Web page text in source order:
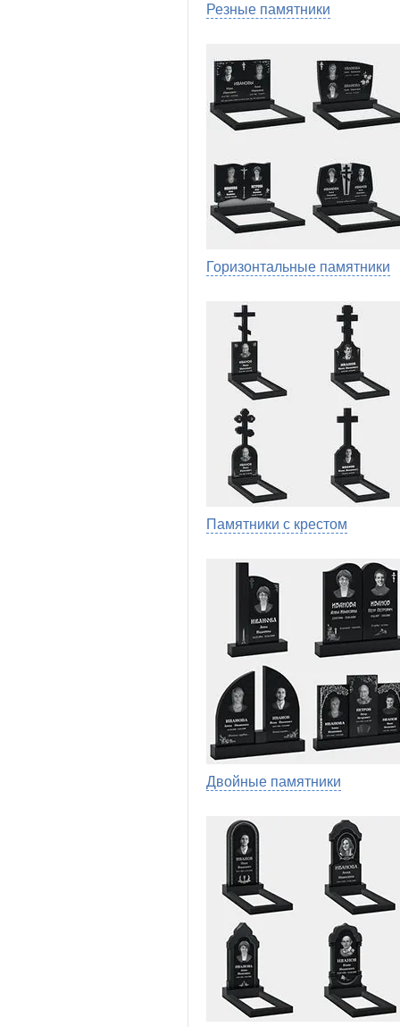
Резные памятники
Горизонтальные памятники
Памятники с крестом
Двойные памятники